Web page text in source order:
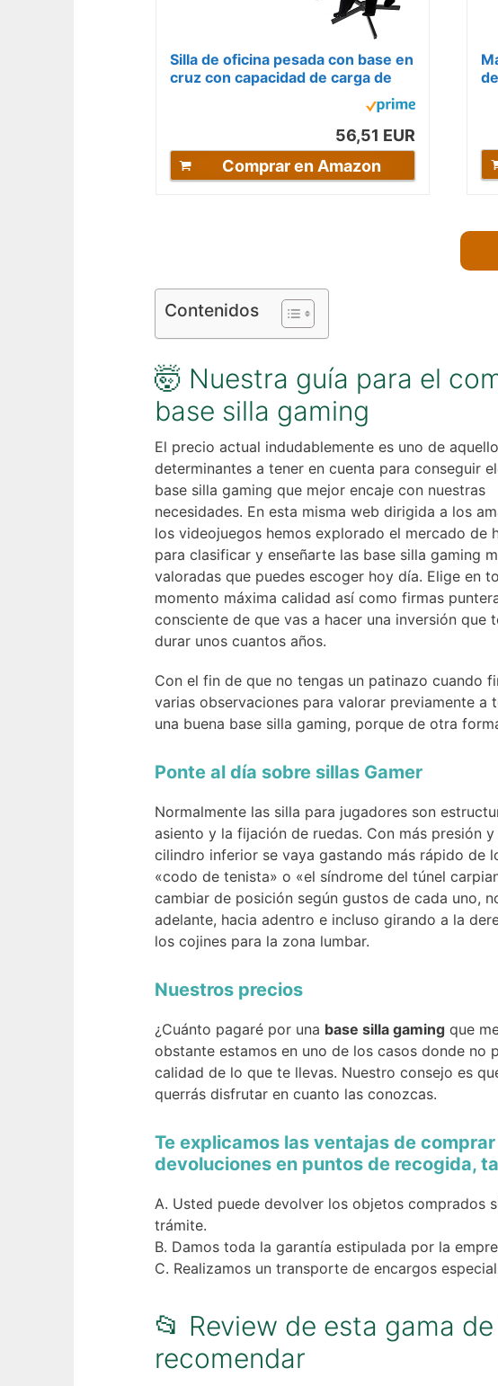
Silla de oficina pesada con base en
cruz con capacidad de carga de
2500 kg, diseño en ángulo recto...
56,51 EUR
Comprar en Amazon
Contenidos
🤯 Nuestra guía para el
base silla gaming
El precio actual indudablemente es uno de
determinantes a tener en cuenta para conseguir
base silla gaming que mejor encaje con nuestras
necesidades. En esta misma web dirigida a los
los videojuegos hemos explorado el mercado de
para clasificar y enseñarte las base silla gaming
valoradas que puedes escoger hoy día. Elige en
momento máxima calidad así como firmas
consciente de que vas a hacer una inversión que
durar unos cuantos años.
Con el fin de que no tengas un patinazo cuando
varias observaciones para valorar previamente
una buena base silla gaming, porque de otra
Ponte al día sobre sillas Gamer
Normalmente las silla para jugadores son
asiento y la fijación de ruedas. Con más presión
cilindro inferior se vaya gastando más rápido de
«codo de tenista» o «el síndrome del túnel
cambiar de posición según gustos de cada uno,
adelante, hacia adentro e incluso girando a la
los cojines para la zona lumbar.
Nuestros precios
¿Cuánto pagaré por una base silla gaming que
obstante estamos en uno de los casos donde no
calidad de lo que te llevas. Nuestro consejo es
querrás disfrutar en cuanto las conozcas.
Te explicamos las ventajas de
devoluciones en puntos de recogida,
Usted puede devolver los objetos comprados
trámite.
Damos toda la garantía estipulada por la
Realizamos un transporte de encargos
📂 Review de esta gama
recomendar